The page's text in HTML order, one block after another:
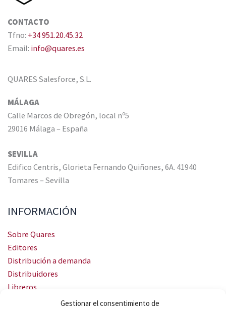
Gestionar el consentimiento de
CONTACTO
Tfno: +34 951.20.45.32
Email: info@quares.es
QUARES Salesforce, S.L.
MÁLAGA
Calle Marcos de Obregón, local nº5
29016 Málaga – España
SEVILLA
Edifico Centris, Glorieta Fernando Quiñones, 6A. 41940
Tomares – Sevilla
INFORMACIÓN
Sobre Quares
Editores
Distribución a demanda
Distribuidores
Libreros
Servicio Landingweb